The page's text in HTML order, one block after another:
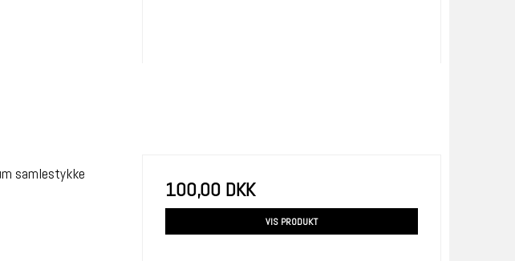
samlestykke
100,00 DKK
VIS PRODUKT